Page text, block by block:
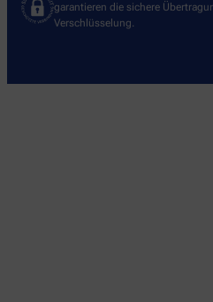
garantieren die sichere
Verschlüsselung.